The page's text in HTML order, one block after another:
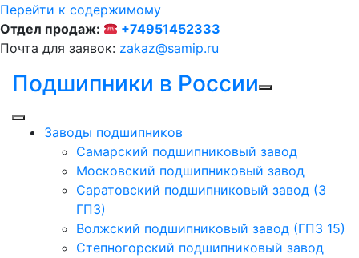
Перейти к содержимому
Отдел продаж:
+74951452333
Почта для заявок: zakaz@samip.ru
Подшипники в России
Заводы подшипников
Cамарский подшипниковый завод
Московский подшипниковый завод
Саратовский подшипниковый завод (3
ГПЗ)
Волжский подшипниковый завод (ГПЗ 15)
Степногорский подшипниковый завод